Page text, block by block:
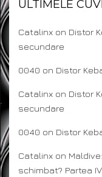
ULTIMELE
Catalinx on Distor
secundare
0040 on Distor
Catalinx on Distor
secundare
0040 on Distor
Catalinx on
schimbat? Partea